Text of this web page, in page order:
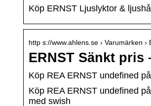
Köp ERNST Ljuslyktor &
http s://www.ahlens.se › Varumärken ›
ERNST Sänkt
Köp REA ERNST undefined
Köp REA ERNST undefined
med swish